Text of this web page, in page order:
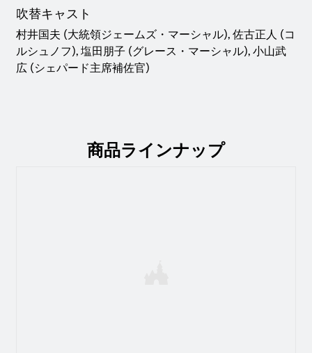
吹替キャスト
村井国夫 (大統領ジェームズ・マーシャル), 佐古正人 (コ
ルシュノフ), 塩田朋子 (グレース・マーシャル), 小山武
広 (シェパード主席補佐官)
商品ラインナップ